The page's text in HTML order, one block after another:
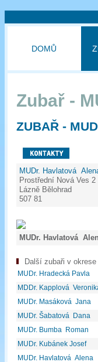
DOMŮ
Zubař -
ZUBAŘ -
MUDr. Havlatová
Prostřední Nová Ves 2
Lázně Bělohrad
507 81
MUDr. Havlatová
Další zubaři v okrese
MUDr. Hradecká Pavla
MDDr. Kapplová
MUDr. Masáková Jana
MUDr. Šabatová Dana
MUDr. Bumba Roman
MUDr. Kubánek Josef
MUDr. Havlatová Alena